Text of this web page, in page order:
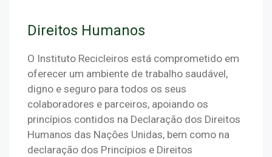
Direitos Humanos
O Instituto Recicleiros está comprometido em
oferecer um ambiente de trabalho saudável,
digno e seguro para todos os seus
colaboradores e parceiros, apoiando os
princípios contidos na Declaração dos Direitos
Humanos das Nações Unidas, bem como na
declaração dos Princípios e Direitos